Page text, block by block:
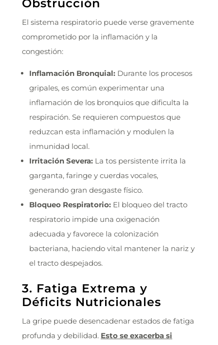
Obstrucción
El sistema respiratorio puede verse gravemente
comprometido por la inflamación y la
congestión:
Inflamación Bronquial:Durante los procesos
gripales, es común experimentar una
inflamación de los bronquios que dificulta la
respiración. Se requieren compuestos que
reduzcan esta inflamación y modulen la
inmunidad local.
Irritación Severa:La tos persistente irrita la
garganta, faringe y cuerdas vocales,
generando gran desgaste físico.
Bloqueo Respiratorio:El bloqueo del tracto
respiratorio impide una oxigenación
adecuada y favorece la colonización
bacteriana, haciendo vital mantener la nariz y
el tracto despejados.
3. Fatiga Extrema y
Déficits Nutricionales
La gripe puede desencadenar estados de fatiga
profunda y debilidad. Esto se exacerba si